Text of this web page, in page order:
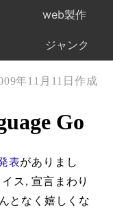
web製作
ジャンク
年11月11日作成
Go
表がありまし
ス, 宣言まわり
となく嬉しくな